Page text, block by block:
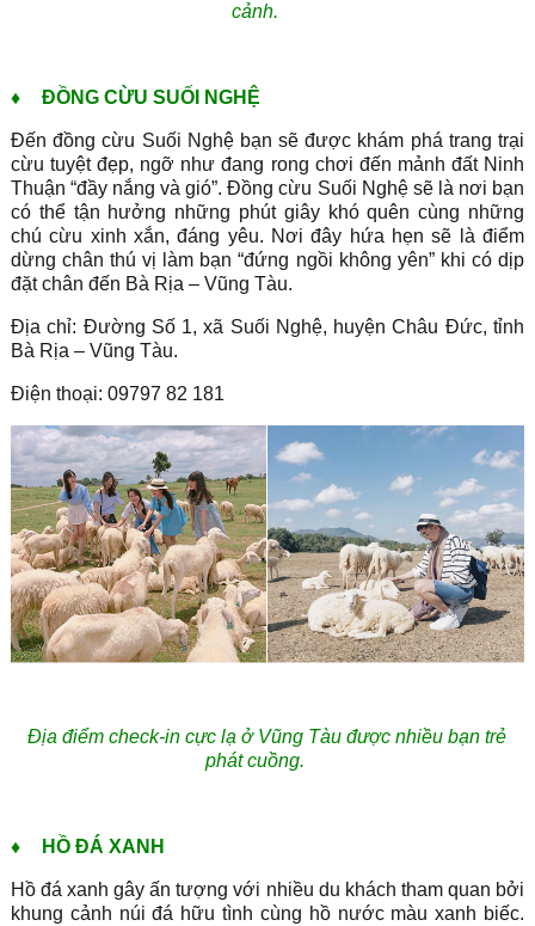
cảnh.
♦ ĐỒNG CỪU SUỐI NGHỆ
Đến đồng cừu Suối Nghệ bạn sẽ được khám phá trang trại
cừu tuyệt đẹp, ngỡ như đang rong chơi đến mảnh đất Ninh
Thuận “đầy nắng và gió”. Đồng cừu Suối Nghệ sẽ là nơi bạn
có thể tận hưởng những phút giây khó quên cùng những
chú cừu xinh xắn, đáng yêu. Nơi đây hứa hẹn sẽ là điểm
dừng chân thú vị làm bạn “đứng ngồi không yên” khi có dịp
đặt chân đến Bà Rịa – Vũng Tàu.
Địa chỉ: Đường Số 1, xã Suối Nghệ, huyện Châu Đức, tỉnh
Bà Rịa – Vũng Tàu.
Điện thoại: 09797 82 181
Địa điểm check-in cực lạ ở Vũng Tàu được nhiều bạn trẻ
phát cuồng.
♦ HỒ ĐÁ XANH
Hồ đá xanh gây ấn tượng với nhiều du khách tham quan bởi
khung cảnh núi đá hữu tình cùng hồ nước màu xanh biếc.